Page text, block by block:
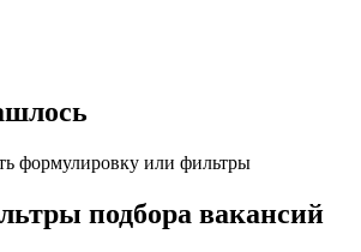
формулировку или фильтры
подбора вакансий